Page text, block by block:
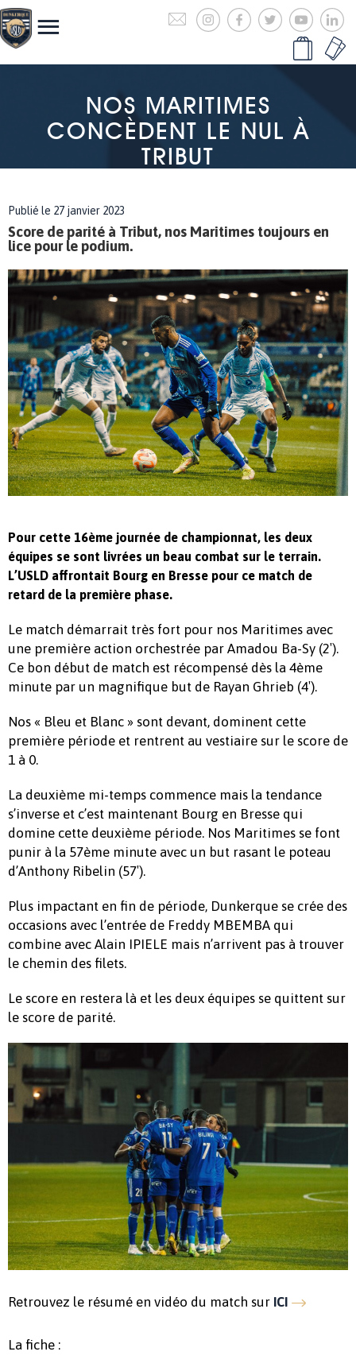
NOS MARITIMES
CONCÈDENT LE NUL À
TRIBUT
Publié le 27 janvier 2023
Score de parité à Tribut, nos Maritimes toujours en
lice pour le podium.
Pour cette 16ème journée de championnat, les deux
équipes se sont livrées un beau combat sur le terrain.
L’USLD affrontait Bourg en Bresse pour ce match de
retard de la première phase.
Le match démarrait très fort pour nos Maritimes avec
une première action orchestrée par Amadou Ba-Sy (2′).
Ce bon début de match est récompensé dès la 4ème
minute par un magnifique but de Rayan Ghrieb (4′).
Nos « Bleu et Blanc » sont devant, dominent cette
première période et rentrent au vestiaire sur le score de
1 à 0.
La deuxième mi-temps commence mais la tendance
s’inverse et c’est maintenant Bourg en Bresse qui
domine cette deuxième période. Nos Maritimes se font
punir à la 57ème minute avec un but rasant le poteau
d’Anthony Ribelin (57′).
Plus impactant en fin de période, Dunkerque se crée des
occasions avec l’entrée de Freddy MBEMBA qui
combine avec Alain IPIELE mais n’arrivent pas à trouver
le chemin des filets.
Le score en restera là et les deux équipes se quittent sur
le score de parité.
Retrouvez le résumé en vidéo du match sur ICI
La fiche :